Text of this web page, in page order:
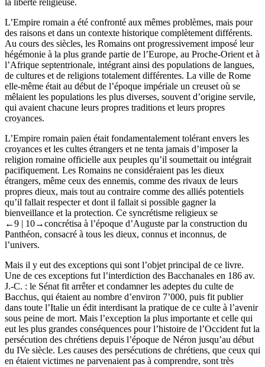
la liberté religieuse.
L’Empire romain a été confronté aux mêmes problèmes, mais pour
des raisons et dans un contexte historique complètement différents.
Au cours des siècles, les Romains ont progressivement imposé leur
hégémonie à la plus grande partie de l’Europe, au Proche-Orient et à
l’Afrique septentrionale, intégrant ainsi des populations de langues,
de cultures et de religions totalement différentes. La ville de Rome
elle-même était au début de l’époque impériale un creuset où se
mêlaient les populations les plus diverses, souvent d’origine servile,
qui avaient chacune leurs propres traditions et leurs propres
croyances.
L’Empire romain païen était fondamentalement tolérant envers les
croyances et les cultes étrangers et ne tenta jamais d’imposer la
religion romaine officielle aux peuples qu’il soumettait ou intégrait
pacifiquement. Les Romains ne considéraient pas les dieux
étrangers, même ceux des ennemis, comme des rivaux de leurs
propres dieux, mais tout au contraire comme des alliés potentiels
qu’il fallait respecter et dont il fallait si possible gagner la
bienveillance et la protection. Ce syncrétisme religieux se
←9 | 10→concrétisa à l’époque d’Auguste par la construction du
Panthéon, consacré à tous les dieux, connus et inconnus, de
l’univers.
Mais il y eut des exceptions qui sont l’objet principal de ce livre.
Une de ces exceptions fut l’interdiction des Bacchanales en 186 av.
J.-C. : le Sénat fit arrêter et condamner les adeptes du culte de
Bacchus, qui étaient au nombre d’environ 7’000, puis fit publier
dans toute l’Italie un édit interdisant la pratique de ce culte à l’avenir
sous peine de mort. Mais l’exception la plus importante et celle qui
eut les plus grandes conséquences pour l’histoire de l’Occident fut la
persécution des chrétiens depuis l’époque de Néron jusqu’au début
du IVe siècle. Les causes des persécutions de chrétiens, que ceux qui
en étaient victimes ne parvenaient pas à comprendre, sont très